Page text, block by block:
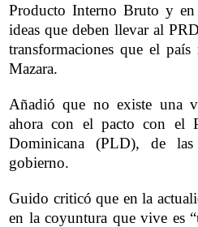
Producto Interno Bruto y en
ideas que deben llevar al
transformaciones que el país
Mazara.
Añadió que no existe una
ahora con el pacto con el
Dominicana (PLD), de
gobierno.
Guido criticó que en la
en la coyuntura que vive es